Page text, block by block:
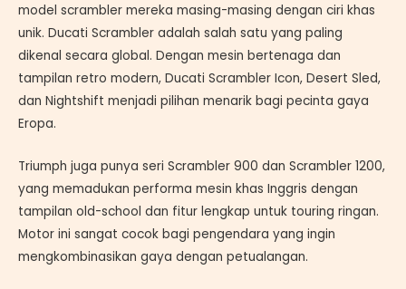
model scrambler mereka masing-masing dengan ciri khas
unik. Ducati Scrambler adalah salah satu yang paling
dikenal secara global. Dengan mesin bertenaga dan
tampilan retro modern, Ducati Scrambler Icon, Desert Sled,
dan Nightshift menjadi pilihan menarik bagi pecinta gaya
Eropa.
Triumph juga punya seri Scrambler 900 dan Scrambler 1200,
yang memadukan performa mesin khas Inggris dengan
tampilan old-school dan fitur lengkap untuk touring ringan.
Motor ini sangat cocok bagi pengendara yang ingin
mengkombinasikan gaya dengan petualangan.